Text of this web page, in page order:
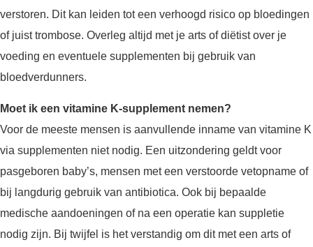
verstoren. Dit kan leiden tot een verhoogd risico op bloedingen
of juist trombose. Overleg altijd met je arts of diëtist over je
voeding en eventuele supplementen bij gebruik van
bloedverdunners.
Moet ik een vitamine K-supplement nemen?
Voor de meeste mensen is aanvullende inname van vitamine K
via supplementen niet nodig. Een uitzondering geldt voor
pasgeboren baby’s, mensen met een verstoorde vetopname of
bij langdurig gebruik van antibiotica. Ook bij bepaalde
medische aandoeningen of na een operatie kan suppletie
nodig zijn. Bij twijfel is het verstandig om dit met een arts of